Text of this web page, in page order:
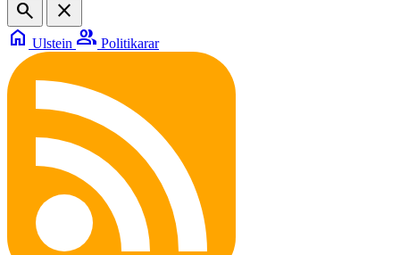
search
close
home Ulstein group Politikarar